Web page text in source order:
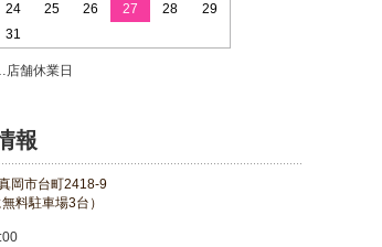
24 25 26 27 28
29
31
舗休業日
報
岡市台町2418-9
料駐車場3台）